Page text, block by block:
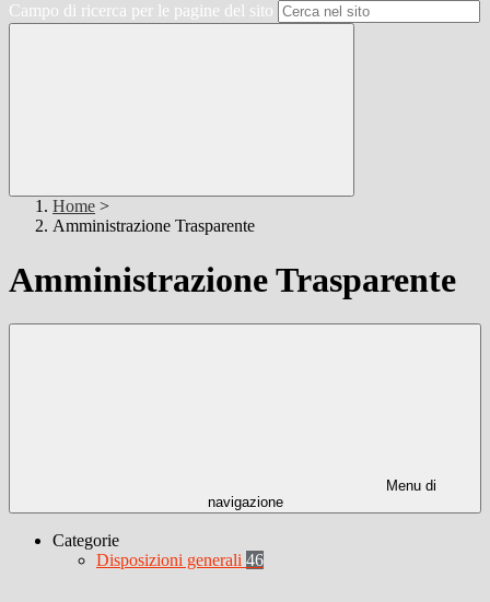
Campo di ricerca per le pagine del sito
Home >
Amministrazione Trasparente
Amministrazione Trasparente
Menu di
navigazione
Categorie
Disposizioni generali 46